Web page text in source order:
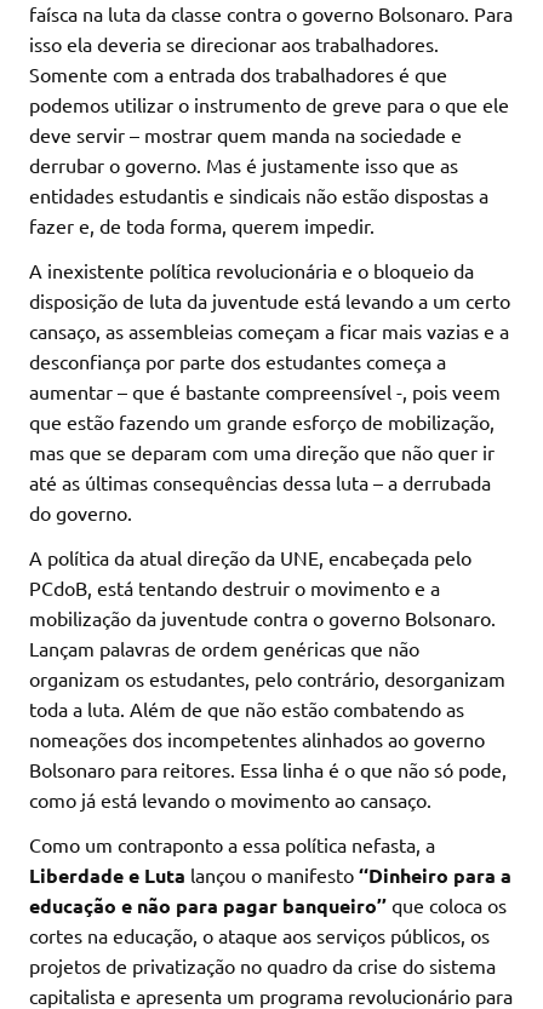
faísca na luta da classe contra o governo Bolsonaro. Para
isso ela deveria se direcionar aos trabalhadores.
Somente com a entrada dos trabalhadores é que
podemos utilizar o instrumento de greve para o que ele
deve servir – mostrar quem manda na sociedade e
derrubar o governo. Mas é justamente isso que as
entidades estudantis e sindicais não estão dispostas a
fazer e, de toda forma, querem impedir.
A inexistente política revolucionária e o bloqueio da
disposição de luta da juventude está levando a um certo
cansaço, as assembleias começam a ficar mais vazias e a
desconfiança por parte dos estudantes começa a
aumentar – que é bastante compreensível -, pois veem
que estão fazendo um grande esforço de mobilização,
mas que se deparam com uma direção que não quer ir
até as últimas consequências dessa luta – a derrubada
do governo.
A política da atual direção da UNE, encabeçada pelo
PCdoB, está tentando destruir o movimento e a
mobilização da juventude contra o governo Bolsonaro.
Lançam palavras de ordem genéricas que não
organizam os estudantes, pelo contrário, desorganizam
toda a luta. Além de que não estão combatendo as
nomeações dos incompetentes alinhados ao governo
Bolsonaro para reitores. Essa linha é o que não só pode,
como já está levando o movimento ao cansaço.
Como um contraponto a essa política nefasta, a
Liberdade e Luta lançou o manifesto ‘‘Dinheiro para a
educação e não para pagar banqueiro’’ que coloca os
cortes na educação, o ataque aos serviços públicos, os
projetos de privatização no quadro da crise do sistema
capitalista e apresenta um programa revolucionário para